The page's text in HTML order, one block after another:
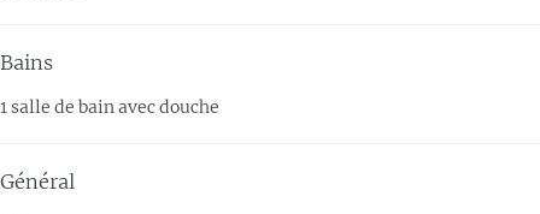
Bains
1 salle de bain avec douche
Général